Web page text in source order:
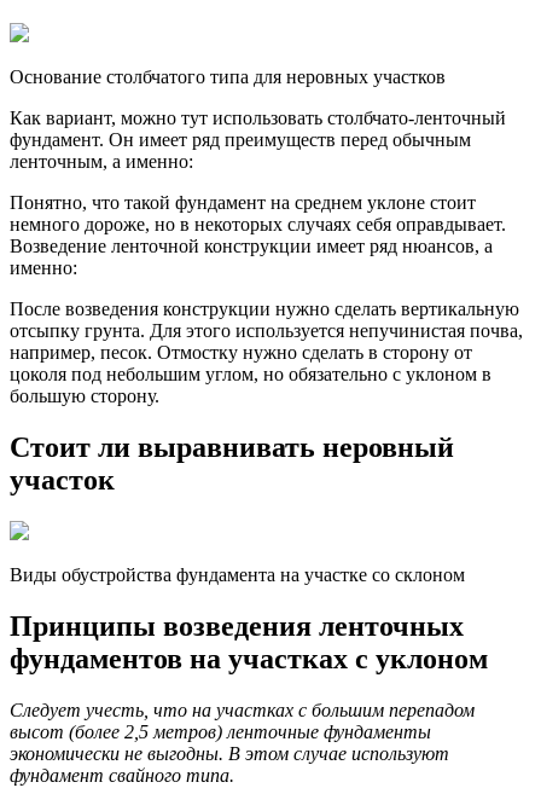
Основание столбчатого типа для неровных участков
Как вариант, можно тут использовать столбчато-ленточный
фундамент. Он имеет ряд преимуществ перед обычным
ленточным, а именно:
Понятно, что такой фундамент на среднем уклоне стоит
немного дороже, но в некоторых случаях себя оправдывает.
Возведение ленточной конструкции имеет ряд нюансов, а
именно:
После возведения конструкции нужно сделать вертикальную
отсыпку грунта. Для этого используется непучинистая почва,
например, песок. Отмостку нужно сделать в сторону от
цоколя под небольшим углом, но обязательно с уклоном в
большую сторону.
Стоит ли выравнивать неровный
участок
Виды обустройства фундамента на участке со склоном
Принципы возведения ленточных
фундаментов на участках с уклоном
Следует учесть, что на участках с большим перепадом
высот (более 2,5 метров) ленточные фундаменты
экономически не выгодны. В этом случае используют
фундамент свайного типа.